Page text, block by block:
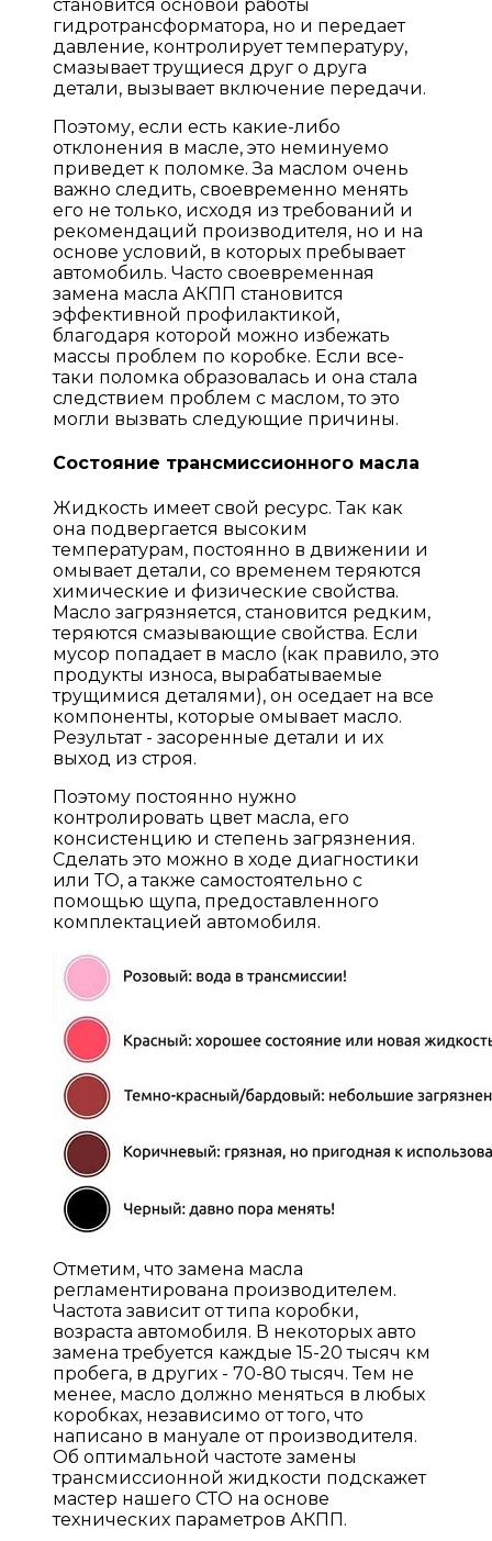
становится основой работы
гидротрансформатора, но и передает
давление, контролирует температуру,
смазывает трущиеся друг о друга
детали, вызывает включение передачи.
Поэтому, если есть какие-либо
отклонения в масле, это неминуемо
приведет к поломке. За маслом очень
важно следить, своевременно менять
его не только, исходя из требований и
рекомендаций производителя, но и на
основе условий, в которых пребывает
автомобиль. Часто своевременная
замена масла АКПП становится
эффективной профилактикой,
благодаря которой можно избежать
массы проблем по коробке. Если все-
таки поломка образовалась и она стала
следствием проблем с маслом, то это
могли вызвать следующие причины.
Состояние трансмиссионного масла
Жидкость имеет свой ресурс. Так как
она подвергается высоким
температурам, постоянно в движении и
омывает детали, со временем теряются
химические и физические свойства.
Масло загрязняется, становится редким,
теряются смазывающие свойства. Если
мусор попадает в масло (как правило, это
продукты износа, вырабатываемые
трущимися деталями), он оседает на все
компоненты, которые омывает масло.
Результат - засоренные детали и их
выход из строя.
Поэтому постоянно нужно
контролировать цвет масла, его
консистенцию и степень загрязнения.
Сделать это можно в ходе диагностики
или ТО, а также самостоятельно с
помощью щупа, предоставленного
комплектацией автомобиля.
Отметим, что замена масла
регламентирована производителем.
Частота зависит от типа коробки,
возраста автомобиля. В некоторых авто
замена требуется каждые 15-20 тысяч км
пробега, в других - 70-80 тысяч. Тем не
менее, масло должно меняться в любых
коробках, независимо от того, что
написано в мануале от производителя.
Об оптимальной частоте замены
трансмиссионной жидкости подскажет
мастер нашего СТО на основе
технических параметров АКПП.